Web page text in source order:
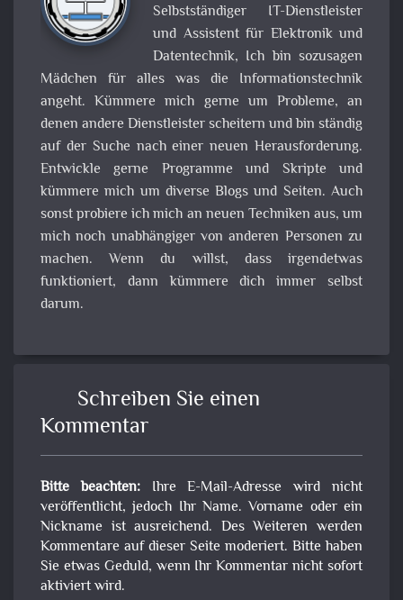
Selbstständiger IT-Dienstleister
und Assistent für Elektronik und
Datentechnik, Ich bin sozusagen
Mädchen für alles was die Informationstechnik
angeht. Kümmere mich gerne um Probleme, an
denen andere Dienstleister scheitern und bin ständig
auf der Suche nach einer neuen Herausforderung.
Entwickle gerne Programme und Skripte und
kümmere mich um diverse Blogs und Seiten. Auch
sonst probiere ich mich an neuen Techniken aus, um
mich noch unabhängiger von anderen Personen zu
machen. Wenn du willst, dass irgendetwas
funktioniert, dann kümmere dich immer selbst
darum.
Schreiben Sie einen
Kommentar
Bitte beachten:Ihre E-Mail-Adresse wird nicht
veröffentlicht, jedoch Ihr Name. Vorname oder ein
Nickname ist ausreichend. Des Weiteren werden
Kommentare auf dieser Seite moderiert. Bitte haben
Sie etwas Geduld, wenn Ihr Kommentar nicht sofort
aktiviert wird.